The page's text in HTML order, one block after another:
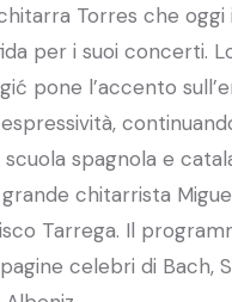
Torres che oggi
per i suoi concerti.
pone l’accento
spagnola e
chitarrista
Tarrega. Il
celebri di Bach,